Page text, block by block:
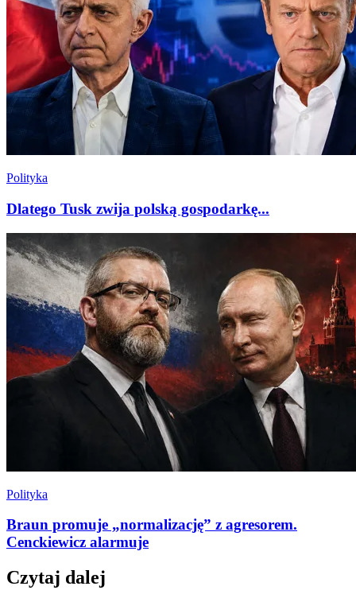
Polityka
Dlatego Tusk zwija polską gospodarkę...
Polityka
Braun promuje „normalizację” z agresorem.
Cenckiewicz alarmuje
Czytaj dalej